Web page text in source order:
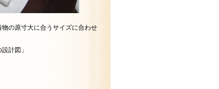
の原寸大に合うサイズに合わせ
計図」